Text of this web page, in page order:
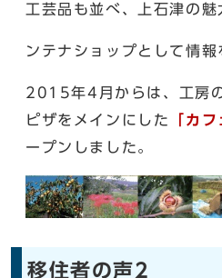
工芸品も並べ、上石津の魅
ンテナショップとして情報
2015年4月からは、工房
ピザをメインにした
「カ
ープンしました。
移住者の声2